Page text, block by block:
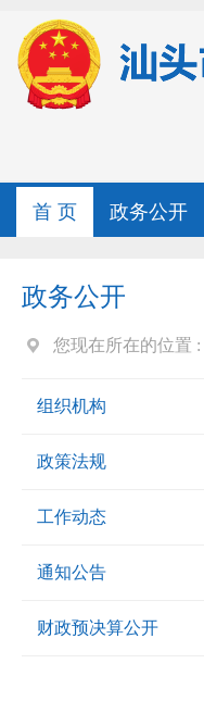
首 页 政务公开
政务公开
您现在所在的位置 :
组织机构
政策法规
工作动态
通知公告
财政预决算公开